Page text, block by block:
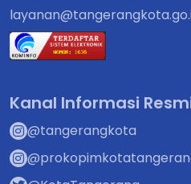
Kanal Informasi
@tangerangkota